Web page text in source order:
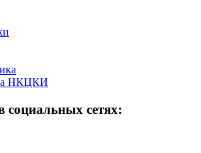
НКЦКИ
социальных сетях: